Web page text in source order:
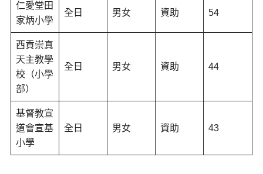
仁愛堂田
家炳小學
全日 男女 資助 54
西貢崇真
天主教學
校（小學
部）
全日 男女 資助 44
基督教宣
道會宣基
小學
全日 男女 資助 43